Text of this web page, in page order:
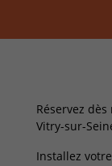
Réservez
Vitry-sur-
Installez